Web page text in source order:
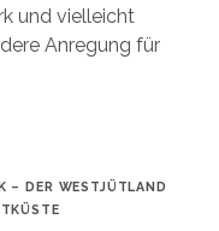
und vielleicht
Anregung für
– DER WESTJÜTLAND